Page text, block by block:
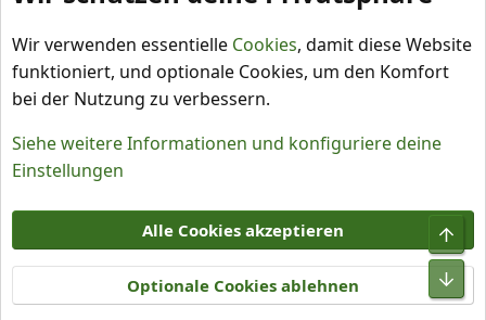
Capsicum baccatum
Nutzungsbedingungen
Datenschutz
Hilfe und Impressum
R
S
S
Community platform by XenForo® © 2010-2026 XenForo Ltd.
Wir verwenden essentielle Cookies, damit diese Website
funktioniert, und optionale Cookies, um den Komfort
bei der Nutzung zu verbessern.
Siehe weitere Informationen und konfiguriere deine
Einstellungen
Alle Cookies akzeptieren
Optionale Cookies ablehnen